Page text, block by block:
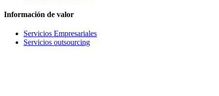
Información de valor
Servicios Empresariales
Servicios outsourcing